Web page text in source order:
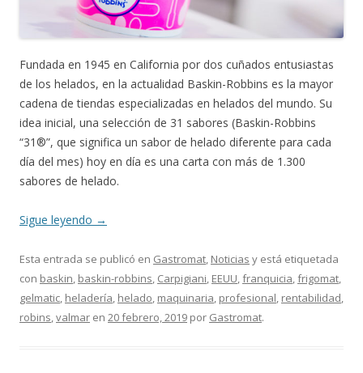
Fundada en 1945 en California por dos cuñados entusiastas
de los helados, en la actualidad Baskin-Robbins es la mayor
cadena de tiendas especializadas en helados del mundo. Su
idea inicial, una selección de 31 sabores (Baskin-Robbins
“31®”, que significa un sabor de helado diferente para cada
día del mes) hoy en día es una carta con más de 1.300
sabores de helado.
Sigue leyendo →
Esta entrada se publicó en Gastromat, Noticias y está etiquetada
con baskin, baskin-robbins, Carpigiani, EEUU,franquicia,frigomat,
gelmatic, heladería, helado, maquinaria, profesional, rentabilidad,
robins,valmar en 20 febrero, 2019 por Gastromat.